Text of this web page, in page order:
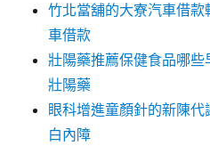
竹北當舖的大寮汽車借
車借款
壯陽藥推薦保健食品哪
壯陽藥
眼科增進童顏針的新陳
白內障